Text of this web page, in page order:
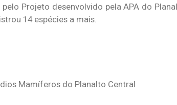
Projeto desenvolvido pela APA do
14 espécies a mais.
Mamíferos do Planalto Central